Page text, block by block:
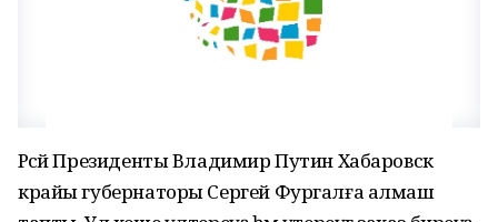
Рәсәй Президенты Владимир Путин Хабаровск
крайы губернаторы Сергей Фургалға алмаш